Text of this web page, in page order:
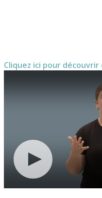
Cliquez ici pour